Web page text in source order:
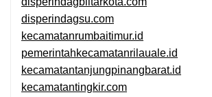
disperindagsu.com
kecamatanrumbaitimur.id
pemerintahkecamatanrilauale.id
kecamatantanjungpinangbarat.id
kecamatantingkir.com